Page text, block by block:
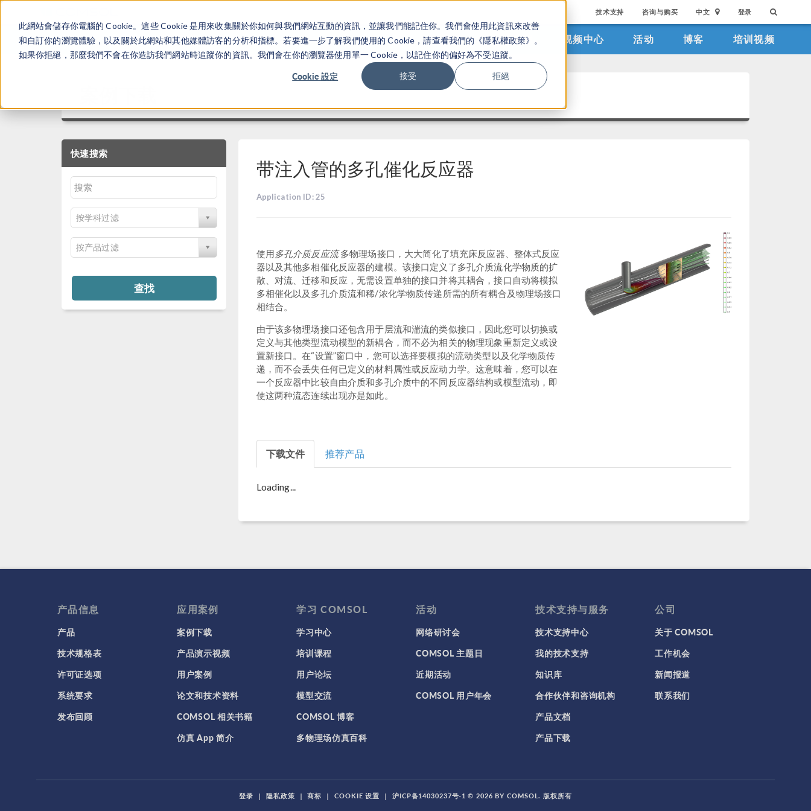
此網站會儲存你電腦的 Cookie。這些 Cookie 是用來收集關於你如何與我們網站互動的資訊，並讓我們能記住你。我們會使用此資訊來改善
和自訂你的瀏覽體驗，以及關於此網站和其他媒體訪客的分析和指標。若要進一步了解我們使用的 Cookie，請查看我們的《隱私權政策》。
如果你拒絕，那麼我們不會在你造訪我們網站時追蹤你的資訊。我們會在你的瀏覽器使用單一 Cookie，以記住你的偏好為不受追蹤。
Cookie 設定 接受 拒絕
技术支持 咨询与购买 中文 登录
产品 行业应用 视频中心 活动 博客 培训视频
快速搜索
按学科过滤
按产品过滤
查找
带注入管的多孔催化反应器
Application ID: 25
使用多孔介质反应流多物理场接口，大大简化了填充床反应器、整体式反应
器以及其他多相催化反应器的建模。该接口定义了多孔介质流化学物质的扩
散、对流、迁移和反应，无需设置单独的接口并将其耦合，接口自动将模拟
多相催化以及多孔介质流和稀/浓化学物质传递所需的所有耦合及物理场接口
相结合。
由于该多物理场接口还包含用于层流和湍流的类似接口，因此您可以切换或
定义与其他类型流动模型的新耦合，而不必为相关的物理现象重新定义或设
置新接口。在“设置”窗口中，您可以选择要模拟的流动类型以及化学物质传
递，而不会丢失任何已定义的材料属性或反应动力学。这意味着，您可以在
一个反应器中比较自由介质和多孔介质中的不同反应器结构或模型流动，即
使这两种流态连续出现亦是如此。
下载文件 推荐产品
Loading...
产品信息
产品
技术规格表
许可证选项
系统要求
发布回顾
应用案例
案例下载
产品演示视频
用户案例
论文和技术资料
COMSOL 相关书籍
仿真 App 简介
学习 COMSOL
学习中心
培训课程
用户论坛
模型交流
COMSOL 博客
多物理场仿真百科
活动
网络研讨会
COMSOL 主题日
近期活动
COMSOL 用户年会
技术支持与服务
技术支持中心
我的技术支持
知识库
合作伙伴和咨询机构
产品文档
产品下载
公司
关于 COMSOL
工作机会
新闻报道
联系我们
登录 | 隐私政策 | 商标 | COOKIE 设置 | 沪ICP备14030237号-1 © 2026 BY COMSOL. 版权所有